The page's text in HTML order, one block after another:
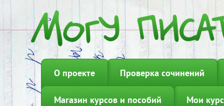
О проекте Проверка сочинений
Магазин курсов и пособий Мои